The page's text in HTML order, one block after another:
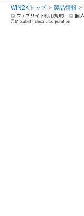
WIN2Kトップ 製品情報